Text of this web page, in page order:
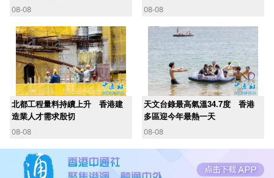
08-08
08-08
北都工程量料持續上升 香港建
造業人才需求殷切
08-08
天文台錄最高氣溫34.7度 香港
多區迎今年最熱一天
08-08